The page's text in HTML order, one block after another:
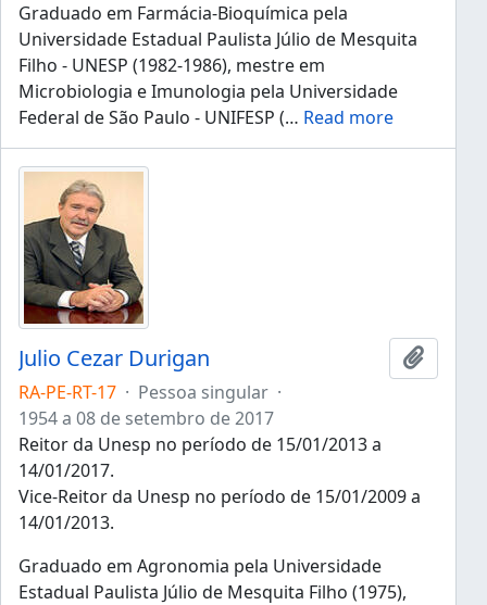
Graduado em Farmácia-Bioquímica pela
Universidade Estadual Paulista Júlio de Mesquita
Filho - UNESP (1982-1986), mestre em
Microbiologia e Imunologia pela Universidade
Federal de São Paulo - UNIFESP (… Read more
Julio Cezar Durigan
RA-PE-RT-17 · Pessoa singular ·
1954 a 08 de setembro de 2017
Reitor da Unesp no período de 15/01/2013 a
14/01/2017.
Vice-Reitor da Unesp no período de 15/01/2009 a
14/01/2013.
Graduado em Agronomia pela Universidade
Estadual Paulista Júlio de Mesquita Filho (1975),